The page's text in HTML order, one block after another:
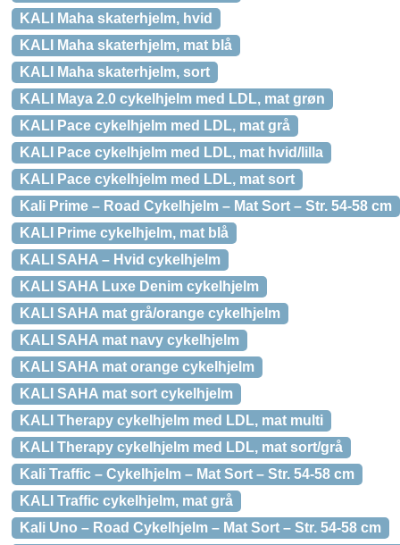
KALI Maha skaterhjelm, hvid
KALI Maha skaterhjelm, mat blå
KALI Maha skaterhjelm, sort
KALI Maya 2.0 cykelhjelm med LDL, mat grøn
KALI Pace cykelhjelm med LDL, mat grå
KALI Pace cykelhjelm med LDL, mat hvid/lilla
KALI Pace cykelhjelm med LDL, mat sort
Kali Prime – Road Cykelhjelm – Mat Sort – Str. 54-58 cm
KALI Prime cykelhjelm, mat blå
KALI SAHA – Hvid cykelhjelm
KALI SAHA Luxe Denim cykelhjelm
KALI SAHA mat grå/orange cykelhjelm
KALI SAHA mat navy cykelhjelm
KALI SAHA mat orange cykelhjelm
KALI SAHA mat sort cykelhjelm
KALI Therapy cykelhjelm med LDL, mat multi
KALI Therapy cykelhjelm med LDL, mat sort/grå
Kali Traffic – Cykelhjelm – Mat Sort – Str. 54-58 cm
KALI Traffic cykelhjelm, mat grå
Kali Uno – Road Cykelhjelm – Mat Sort – Str. 54-58 cm